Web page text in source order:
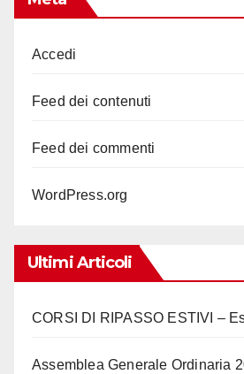
Accedi
Feed dei contenuti
Feed dei commenti
WordPress.org
Ultimi Articoli
CORSI DI RIPASSO ESTIVI –
Assemblea Generale Ordinaria